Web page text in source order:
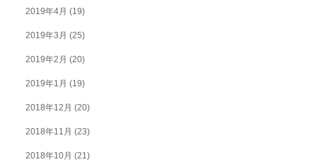
2019年4月 (19)
2019年3月 (25)
2019年2月 (20)
2019年1月 (19)
2018年12月 (20)
2018年11月 (23)
2018年10月 (21)